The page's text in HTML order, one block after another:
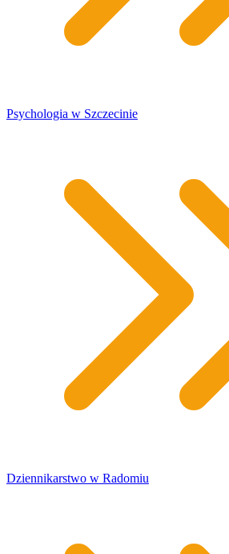
​Psychologia w Szczecinie
Dziennikarstwo w Radomiu